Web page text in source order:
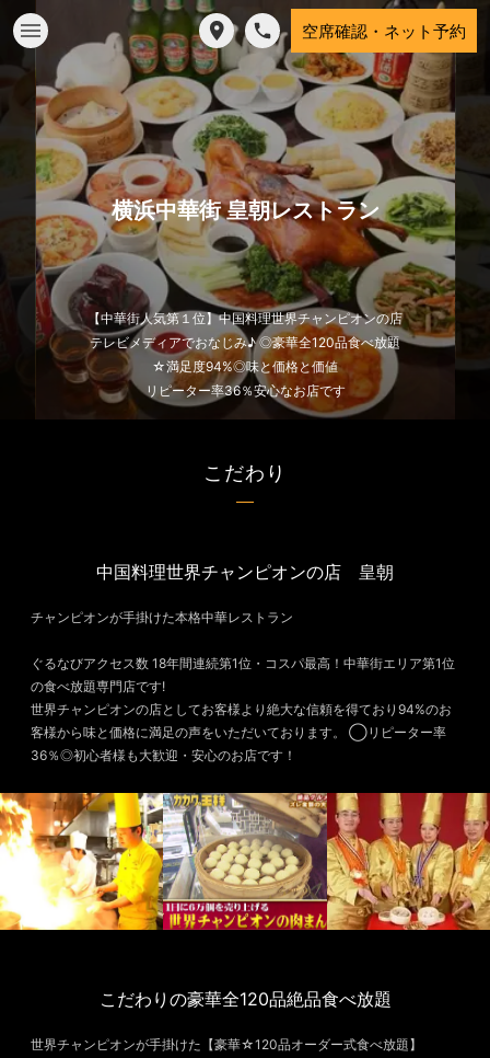
空席確認・ネット予約
横浜中華街 皇朝レストラン
【中華街人気第１位】中国料理世界チャンピオンの店
テレビメディアでおなじみ♪ ◎豪華全120品食べ放題
☆満足度94%◎味と価格と価値
リピーター率36％安心なお店です
こだわり
中国料理世界チャンピオンの店 皇朝
チャンピオンが手掛けた本格中華レストラン
ぐるなびアクセス数 18年間連続第1位・コスパ最高！中華街エリア第1位
の食べ放題専門店です!
世界チャンピオンの店としてお客様より絶大な信頼を得ており94%のお
客様から味と価格に満足の声をいただいております。 ◯リピーター率
36％◎初心者様も大歓迎・安心のお店です！
こだわりの豪華全120品絶品食べ放題
世界チャンピオンが手掛けた【豪華☆120品オーダー式食べ放題】